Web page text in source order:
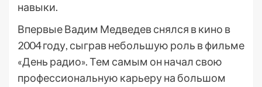
навыки.
Впервые Вадим Медведев снялся в кино в
2004 году, сыграв небольшую роль в фильме
«День радио». Тем самым он начал свою
профессиональную карьеру на большом